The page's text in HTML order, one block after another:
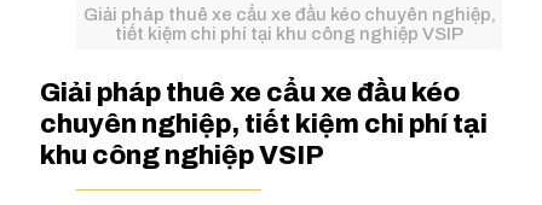
Giải pháp thuê xe cẩu xe đầu kéo chuyên nghiệp,
tiết kiệm chi phí tại khu công nghiệp VSIP
Giải pháp thuê xe cẩu xe đầu kéo
chuyên nghiệp, tiết kiệm chi phí tại
khu công nghiệp VSIP